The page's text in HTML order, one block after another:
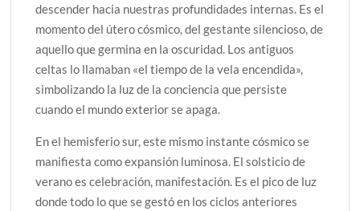
descender hacia nuestras profundidades internas. Es el
momento del útero cósmico, del gestante silencioso, de
aquello que germina en la oscuridad. Los antiguos
celtas lo llamaban «el tiempo de la vela encendida»,
simbolizando la luz de la conciencia que persiste
cuando el mundo exterior se apaga.
En el hemisferio sur, este mismo instante cósmico se
manifiesta como expansión luminosa. El solsticio de
verano es celebración, manifestación. Es el pico de luz
donde todo lo que se gestó en los ciclos anteriores